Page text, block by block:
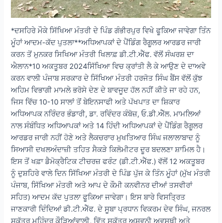
*ਦਸਹਿਰੇ ਮੌਕੇ ਸਿੱਖਿਆ ਮੰਤਰੀ ਦੇ ਪਿੰਡ ਗੰਭੀਰਪੁਰ ਵਿਖੇ ਫੂਕਿਆ ਜਾਵੇਗਾ ਤਿੰਨ
ਮੂੰਹਾਂ ਆਦਮ-ਕੱਦ ਪੁਤਲਾ**ਅਧਿਆਪਕਾਂ ਦੇ ਪੈਂਡਿੰਗ ਰੈਗੂਲਰ ਆਰਡਰ ਜਾਰੀ
ਕਰਨ ਤੋਂ ਮੁਨਕਰ ਸਿਖਿਆ ਮੰਤਰੀ ਖਿਲਾਫ਼ ਡੀ.ਟੀ.ਐੱਫ. ਵੱਲੋਂ ਸੰਘਰਸ਼ ਦਾ
ਐਲਾਨ*10 ਅਕਤੂਬਰ 2024ਸਿੱਖਿਆ ਵਿਚ ਕ੍ਰਾਂਤੀ ਲੈ ਕੇ ਆਉਣ ਦੇ ਦਾਅਵੇ
ਕਰਨ ਵਾਲੀ ਪੰਜਾਬ ਸਰਕਾਰ ਦੇ ਸਿੱਖਿਆ ਮੰਤਰੀ ਹਰਜੋਤ ਸਿੰਘ ਬੈਂਸ ਵੱਲੋਂ ਕੁੱਝ
ਅਹਿਮ ਵਿਭਾਗੀ ਮਾਮਲੇ ਭਰੋਸੇ ਦੇਣ ਦੇ ਬਾਵਜੂਦ ਹੱਲ ਨਹੀਂ ਕੀਤੇ ਜਾ ਰਹੇ ਹਨ,
ਜਿਸ ਵਿੱਚ 10-10 ਸਾਲਾਂ ਤੋਂ ਬੇਇਨਸਾਫੀ ਅਤੇ ਪੱਖਪਾਤ ਦਾ ਸ਼ਿਕਾਰ
ਅਧਿਆਪਕ ਨਰਿੰਦਰ ਭੰਡਾਰੀ, ਡਾ. ਰਵਿੰਦਰ ਕੰਬੋਜ਼, ਓ.ਡੀ.ਐੱਲ. ਮਾਮਲਿਆਂ
ਨਾਲ ਸੰਬੰਧਿਤ ਅਧਿਆਪਕਾਂ ਅਤੇ 14 ਹਿੰਦੀ ਅਧਿਆਪਕਾਂ ਦੇ ਪੈਂਡਿੰਗ ਰੈਗੂਲਰ
ਆਰਡਰ ਜਾਰੀ ਨਹੀਂ ਹੋਣੇ ਅਤੇ ਲੈਕਚਰਾਰ ਮੁਖਤਿਆਰ ਸਿੰਘ ਜਲਾਲਾਬਾਦ ਨੂੰ
ਸਿਆਸੀ ਦਖਲਅੰਦਾਜ਼ੀ ਤਹਿਤ ਸੈਕੜੇ ਕਿਲੋਮੀਟਰ ਦੂਰ ਬਦਲਣਾ ਸ਼ਾਮਿਲ ਹੈ।
ਇਸ ਤੋਂ ਖਫ਼ਾ ਡੈਮੋਕ੍ਰੈਟਿਕ ਟੀਚਰਜ਼ ਫਰੰਟ (ਡੀ.ਟੀ.ਐੱਫ.) ਵੱਲੋਂ 12 ਅਕਤੂਬਰ
ਨੂੰ ਦੁਸ਼ਹਿਰੇ ਵਾਲੇ ਦਿਨ ਸਿੱਖਿਆ ਮੰਤਰੀ ਦੇ ਪਿੰਡ ਪੁੱਜ ਕੇ ਤਿੰਨ ਮੂੰਹਾਂ (ਮੁੱਖ ਮੰਤਰੀ
ਪੰਜਾਬ, ਸਿੱਖਿਆ ਮੰਤਰੀ ਅਤੇ ਆਪ ਦੇ ਕੌਮੀ ਕਨਵੀਨਰ ਦੀਆਂ ਤਸਵੀਰਾਂ
ਸਹਿਤ) ਆਦਮ ਕੱਦ ਪੁਤਲਾ ਫੂਕਿਆ ਜਾਵੇਗਾ। ਇਸ ਬਾਰੇ ਵਿਸਤ੍ਰਿਤ
ਜਾਣਕਾਰੀ ਦਿੰਦਿਆਂ ਡੀ.ਟੀ.ਐੱਫ. ਦੇ ਸੂਬਾ ਪ੍ਰਧਾਨ ਵਿਕਰਮ ਦੇਵ ਸਿੰਘ, ਜਨਰਲ
ਸਕੱਤਰ ਮਹਿੰਦਰ ਕੌੜਿਆਂਵਾਲੀ, ਵਿੱਤ ਸਕੱਤਰ ਅਸ਼ਵਨੀ ਅਵਸਥੀ ਅਤੇ